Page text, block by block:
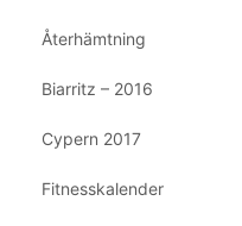
Återhämtning
Biarritz – 2016
Cypern 2017
Fitnesskalender